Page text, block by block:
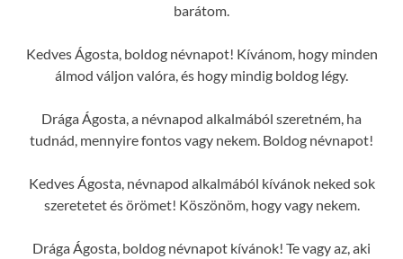
barátom.
Kedves Ágosta, boldog névnapot! Kívánom, hogy minden
álmod váljon valóra, és hogy mindig boldog légy.
Drága Ágosta, a névnapod alkalmából szeretném, ha
tudnád, mennyire fontos vagy nekem. Boldog névnapot!
Kedves Ágosta, névnapod alkalmából kívánok neked sok
szeretetet és örömet! Köszönöm, hogy vagy nekem.
Drága Ágosta, boldog névnapot kívánok! Te vagy az, aki